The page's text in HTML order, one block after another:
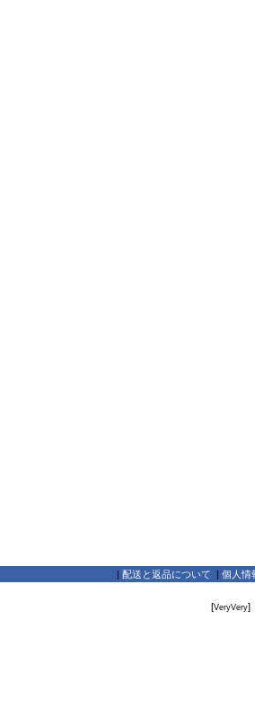
| 配送と返品について | 個人情
[VeryVery]